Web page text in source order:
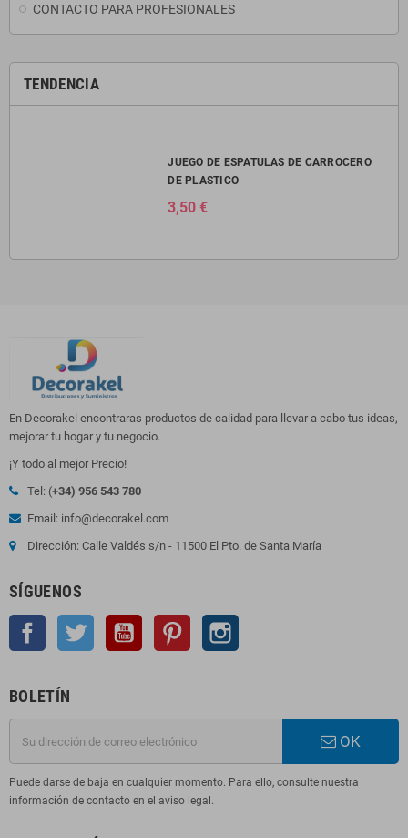
CONTACTO PARA PROFESIONALES
TENDENCIA
JUEGO DE ESPATULAS DE CARROCERO
DE PLASTICO
3,50 €
En Decorakel encontraras productos de calidad para llevar a cabo tus ideas,
mejorar tu hogar y tu negocio.
¡Y todo al mejor Precio!
Tel: (+34) 956 543 780
Email: info@decorakel.com
Dirección: Calle Valdés s/n - 11500 El Pto. de Santa María
SÍGUENOS
Facebook Twitter YouTube Pinterest
BOLETÍN
OK
Puede darse de baja en cualquier momento. Para ello, consulte nuestra
información de contacto en el aviso legal.